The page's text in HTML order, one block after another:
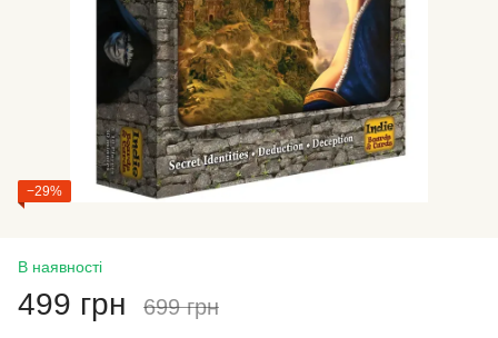
−29%
В наявності
499 грн 699 грн